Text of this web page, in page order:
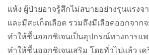
แห้ง ผู้ป่วยอาจรู้สึกไม่สบายอย่างรุนแรงจ
และมีสะเก็ดเลือด รวมถึงมีเลือดออกจาก
ทำให้ชื้นออกซิเจนเป็นอุปกรณ์ทางการแ
ทำให้ชื้นออกซิเจนเสริม โดยทั่วไปแล้ว เ